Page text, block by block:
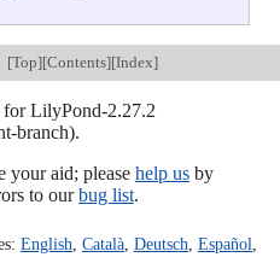
[Top][Contents][Index]
for LilyPond-2.27.2
branch).
your aid; please help usby
to ourbug list.
English, Català, Deutsch, Español,